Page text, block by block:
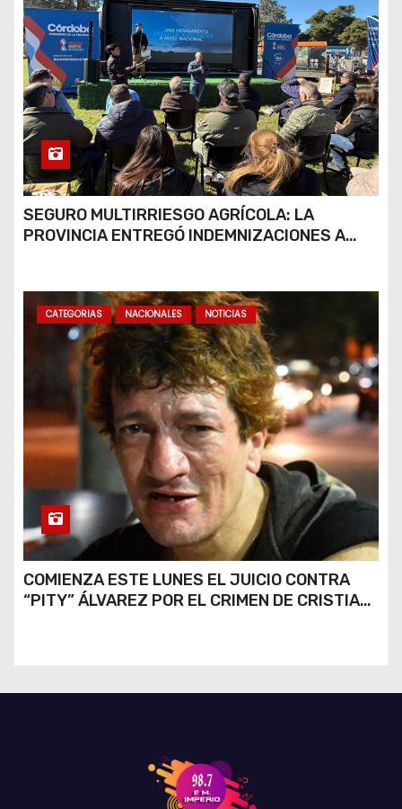
SEGURO MULTIRRIESGO AGRÍCOLA: LA
PROVINCIA ENTREGÓ INDEMNIZACIONES A
CATEGORIAS NACIONALES NOTICIAS
COMIENZA ESTE LUNES EL JUICIO CONTRA
“PITY” ÁLVAREZ POR EL CRIMEN DE CRISTIAN